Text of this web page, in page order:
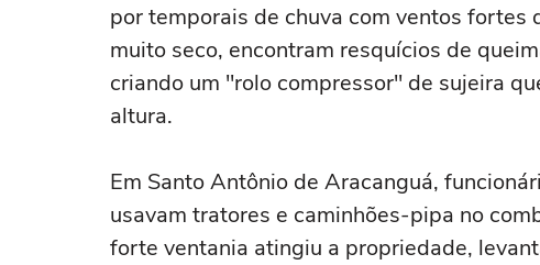
por temporais de chuva com ventos fortes
muito seco, encontram resquícios de
criando um "rolo compressor" de sujeira
altura.
Em Santo Antônio de Aracanguá,
usavam tratores e caminhões-pipa no
forte ventania atingiu a propriedade,